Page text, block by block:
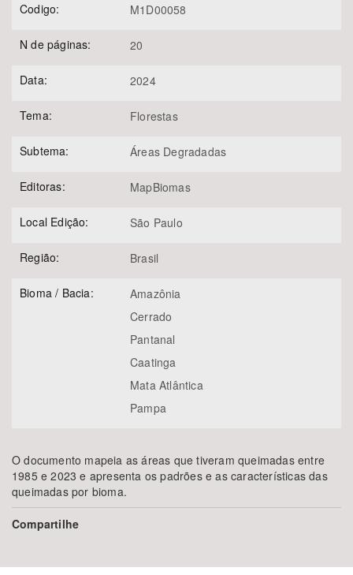
Codigo: M1D00058
N de páginas: 20
Data: 2024
Tema: Florestas
Subtema: Áreas Degradadas
Editoras: MapBiomas
Local Edição: São Paulo
Região: Brasil
Bioma / Bacia:
Amazônia
Cerrado
Pantanal
Caatinga
Mata Atlântica
Pampa
O documento mapeia as áreas que tiveram queimadas entre
1985 e 2023 e apresenta os padrões e as características das
queimadas por bioma.
Compartilhe